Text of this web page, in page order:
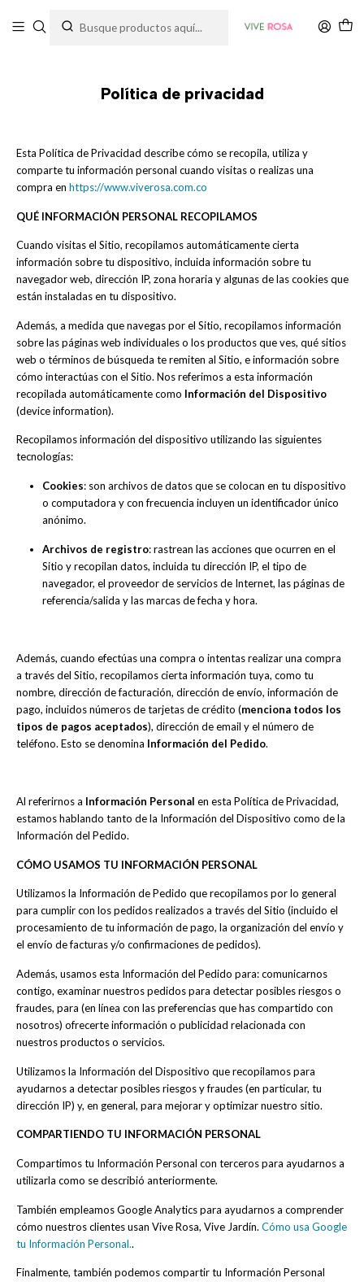
Política de privacidad
Esta Política de Privacidad describe cómo se recopila, utiliza y
comparte tu información personal cuando visitas o realizas una
compra en https://www.viverosa.com.co
QUÉ INFORMACIÓN PERSONAL RECOPILAMOS
Cuando visitas el Sitio, recopilamos automáticamente cierta
información sobre tu dispositivo, incluida información sobre tu
navegador web, dirección IP, zona horaria y algunas de las cookies que
están instaladas en tu dispositivo.
Además, a medida que navegas por el Sitio, recopilamos información
sobre las páginas web individuales o los productos que ves, qué sitios
web o términos de búsqueda te remiten al Sitio, e información sobre
cómo interactúas con el Sitio. Nos referimos a esta información
recopilada automáticamente como Información del Dispositivo
(device information).
Recopilamos información del dispositivo utilizando las siguientes
tecnologías:
Cookies: son archivos de datos que se colocan en tu dispositivo
o computadora y con frecuencia incluyen un identificador único
anónimo.
Archivos de registro: rastrean las acciones que ocurren en el
Sitio y recopilan datos, incluida tu dirección IP, el tipo de
navegador, el proveedor de servicios de Internet, las páginas de
referencia/salida y las marcas de fecha y hora.
Además, cuando efectúas una compra o intentas realizar una compra
a través del Sitio, recopilamos cierta información tuya, como tu
nombre, dirección de facturación, dirección de envío, información de
pago, incluidos números de tarjetas de crédito (menciona todos los
tipos de pagos aceptados), dirección de email y el número de
teléfono. Esto se denomina Información del Pedido.
Al referirnos a Información Personal en esta Política de Privacidad,
estamos hablando tanto de la Información del Dispositivo como de la
Información del Pedido.
CÓMO USAMOS TU INFORMACIÓN PERSONAL
Utilizamos la Información de Pedido que recopilamos por lo general
para cumplir con los pedidos realizados a través del Sitio (incluido el
procesamiento de tu información de pago, la organización del envío y
el envío de facturas y/o confirmaciones de pedidos).
Además, usamos esta Información del Pedido para: comunicarnos
contigo, examinar nuestros pedidos para detectar posibles riesgos o
fraudes, para (en línea con las preferencias que has compartido con
nosotros) ofrecerte información o publicidad relacionada con
nuestros productos o servicios.
Utilizamos la Información del Dispositivo que recopilamos para
ayudarnos a detectar posibles riesgos y fraudes (en particular, tu
dirección IP) y, en general, para mejorar y optimizar nuestro sitio.
COMPARTIENDO TU INFORMACIÓN PERSONAL
Compartimos tu Información Personal con terceros para ayudarnos a
utilizarla como se describió anteriormente.
También empleamos Google Analytics para ayudarnos a comprender
cómo nuestros clientes usan Vive Rosa, Vive Jardín. Cómo usa Google
tu Información Personal..
Finalmente, también podemos compartir tu Información Personal